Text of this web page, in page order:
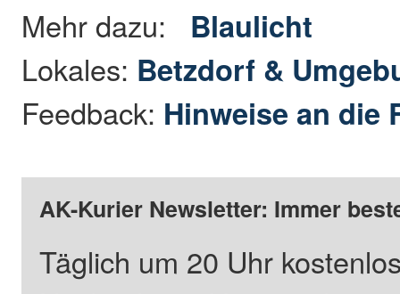
Mehr dazu: Blaulicht
Lokales: Betzdorf &
Feedback: Hinweise an die
AK-Kurier Newsletter: Immer
Täglich um 20 Uhr